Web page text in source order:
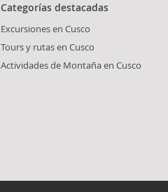
Categorías destacadas
Excursiones en Cusco
Tours y rutas en Cusco
Actividades de Montaña en Cusco